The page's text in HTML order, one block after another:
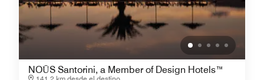
NOŪS Santorini, a Member of Design Hotels™